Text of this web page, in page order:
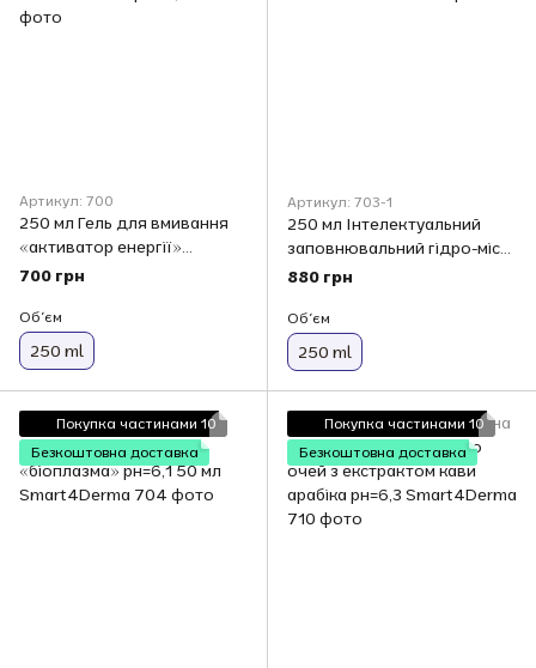
Артикул: 700
250 мл Гель для вмивання
«активатор енергії»
Smart4Derma рН=4,5
700 грн
Обʼєм
250 ml
Артикул: 703-1
250 мл Інтелектуальний
заповнювальний гідро-міст
Smart4Derma
880 грн
Обʼєм
250 ml
Покупка частинами 10
Безкоштовна доставка
Покупка частинами 10
Безкоштовна доставка